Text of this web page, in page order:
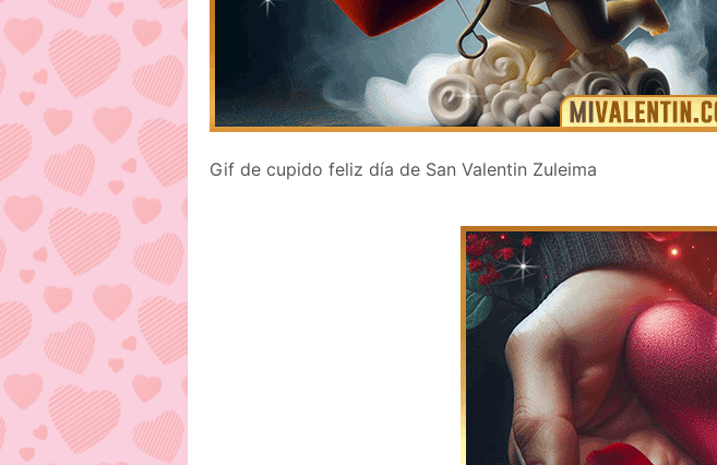
Gif de cupido feliz día de San Valentin Zuleima